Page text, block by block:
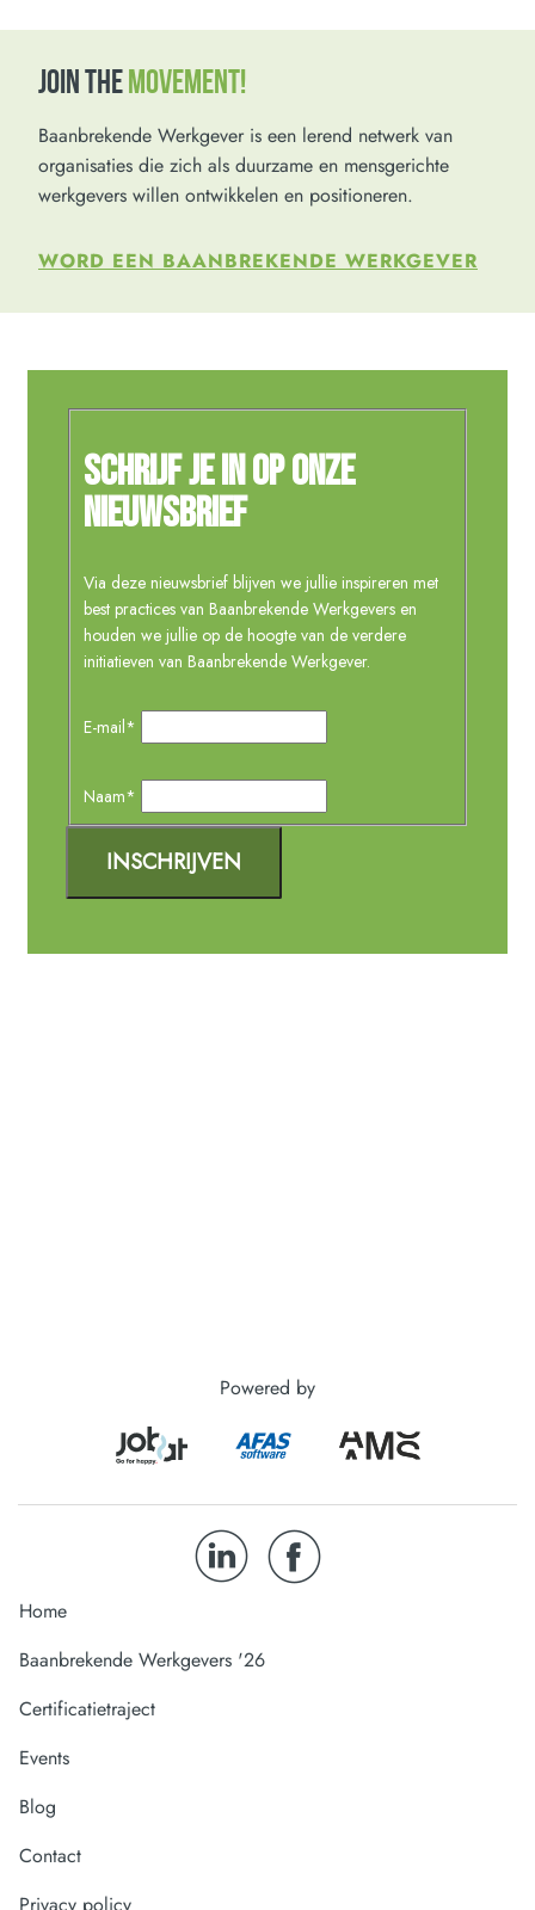
JOIN THEMOVEMENT!
Baanbrekende Werkgever is een lerend netwerk van
organisaties die zich als duurzame en mensgerichte
werkgevers willen ontwikkelen en positioneren.
WORD EEN BAANBREKENDE WERKGEVER
Powered by
Home
Baanbrekende Werkgevers '26
Certificatietraject
Events
Blog
Contact